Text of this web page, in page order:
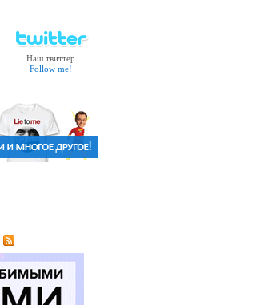
Наш твиттер
Follow me!